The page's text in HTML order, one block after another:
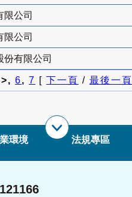
限公司
限公司
份有限公司
6, 7 [ 下一頁 / 最後一頁
環境 法規專區